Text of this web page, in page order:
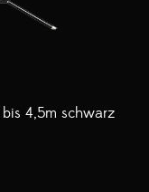
4,5m schwarz